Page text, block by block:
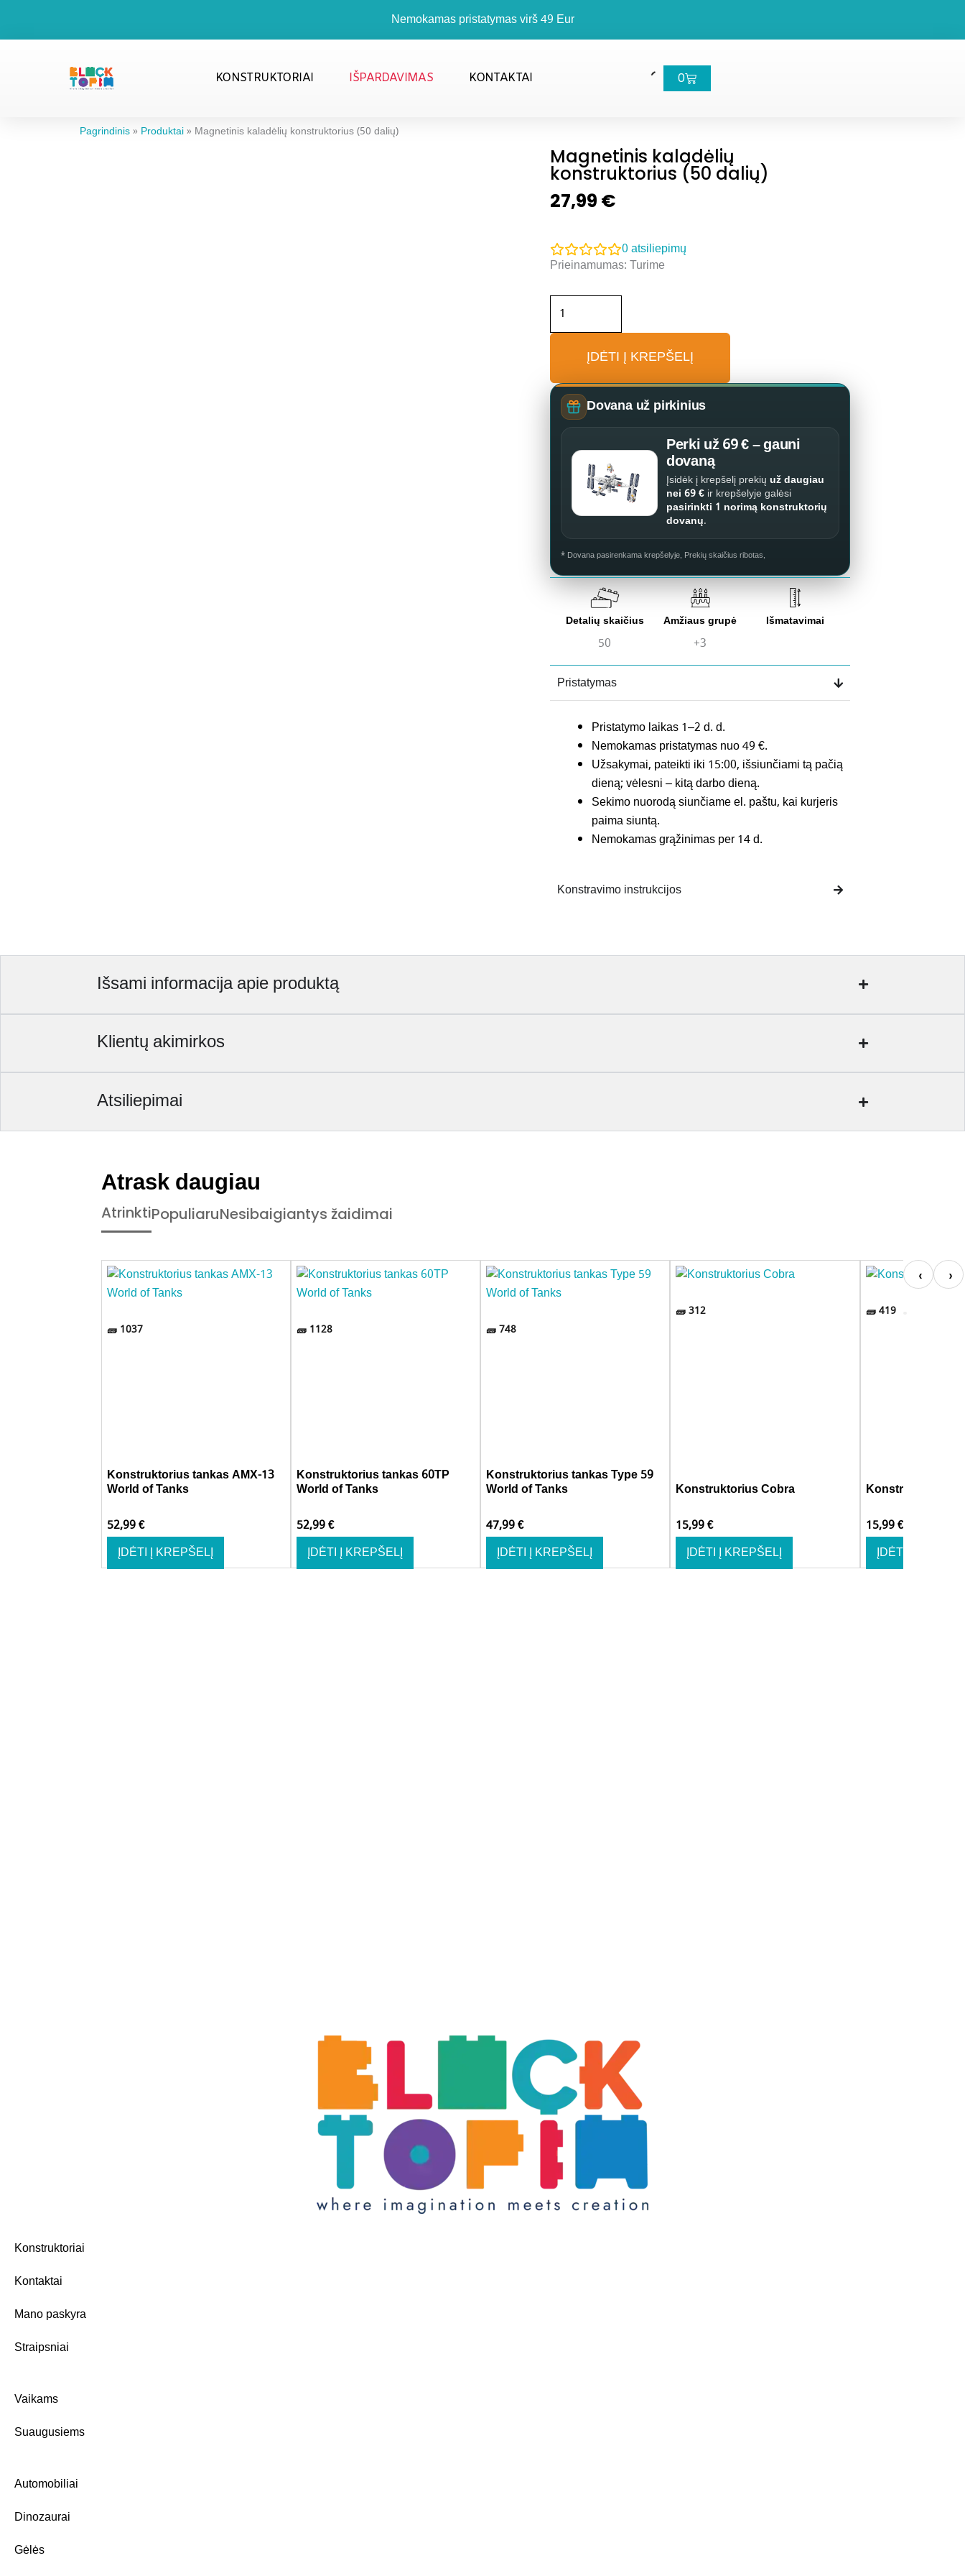
turinio
Nemokamas pristatymas virš 49 Eur
KONSTRUKTORIAI IŠPARDAVIMAS KONTAKTAI 0
Cart
Pagrindinis» Produktai» Magnetinis kaladėlių konstruktorius (50 dalių)
Magnetinis kaladėlių
konstruktorius (50 dalių)
27,99 €
0atsiliepimų
Prieinamumas:Turime
produkto
Magnetinis
kaladėlių
konstruktorius
dalių)
ĮDĖTI Į KREPŠELĮ
Dovana už pirkinius
Perki už 69 € – gauni
dovaną
Įsidėk į krepšelį prekiųuž daugiau
nei 69 € ir krepšelyje galėsi
pasirinkti 1 norimą konstruktorių
dovanų.
* Dovana pasirenkama krepšelyje. Prekių skaičius ribotas.
Detalių skaičius Amžiaus grupė Išmatavimai
50 +3
Pristatymas
Pristatymo laikas 1–2 d. d.
Nemokamas pristatymas nuo 49 €.
Užsakymai, pateikti iki 15:00, išsiunčiami tą pačią
dieną; vėlesni – kitą darbo dieną.
Sekimo nuorodą siunčiame el. paštu, kai kurjeris
paima siuntą.
Nemokamas grąžinimas per 14 d.
Konstravimo instrukcijos
Išsami informacija apie produktą
Klientų akimirkos
Atsiliepimai
Atrask daugiau
AtrinktiPopuliaruNesibaigiantys žaidimai
1037
Konstruktorius tankas AMX-13
World of Tanks
52,99€
ĮDĖTI Į KREPŠELĮ
1128
Konstruktorius tankas 60TP
World of Tanks
52,99€
ĮDĖTI Į KREPŠELĮ
748
Konstruktorius tankas Type 59
World of Tanks
47,99€
ĮDĖTI Į KREPŠELĮ
312
Konstruktorius Cobra
15,99€
ĮDĖTI Į KREPŠELĮ
419
Konstruktorius
15,99€
ĮDĖTI Į
Konstruktoriai
Kontaktai
Mano paskyra
Straipsniai
Vaikams
Suaugusiems
Automobiliai
Dinozaurai
Gėlės